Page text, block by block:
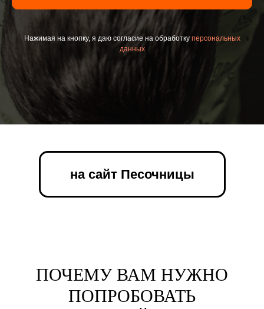
Нажимая на кнопку, я даю согласие на обработку персональных
данных
на сайт Песочницы
ПОЧЕМУ ВАМ НУЖНО
ПОПРОБОВАТЬ